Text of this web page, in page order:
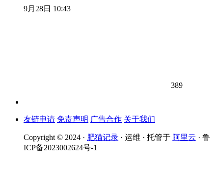
9月28日 10:43
389
友链申请 免责声明 广告合作 关于我们
Copyright © 2024 · 肥猫记录 · 运维 · 托管于 阿里云 · 鲁
ICP备2023002624号-1